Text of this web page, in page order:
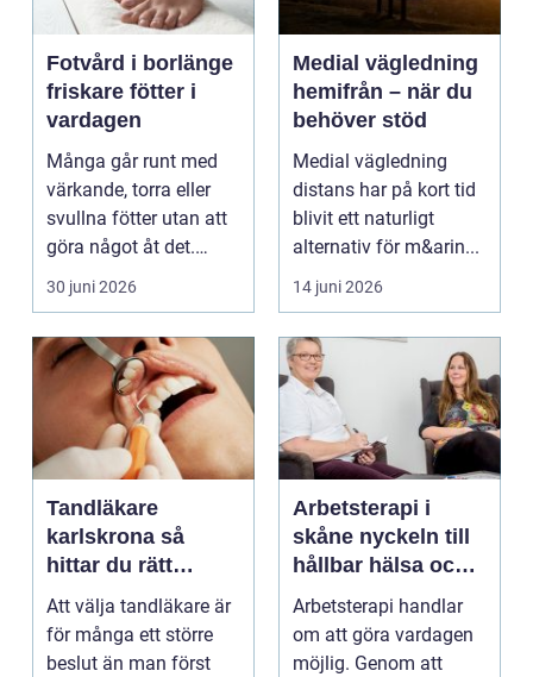
Fotvård i borlänge
friskare fötter i
vardagen
Många går runt med
värkande, torra eller
svullna fötter utan att
göra något åt det.
Fötterna bär hel...
30 juni 2026
Medial vägledning
hemifrån – när du
behöver stöd
Medial vägledning
distans har på kort tid
blivit ett naturligt
alternativ för m&arin...
14 juni 2026
Tandläkare
karlskrona så
hittar du rätt
tandvård nära dig
Att välja tandläkare är
för många ett större
beslut än man först
Arbetsterapi i
skåne nyckeln till
hållbar hälsa och
arbete
Arbetsterapi handlar
om att göra vardagen
möjlig. Genom att